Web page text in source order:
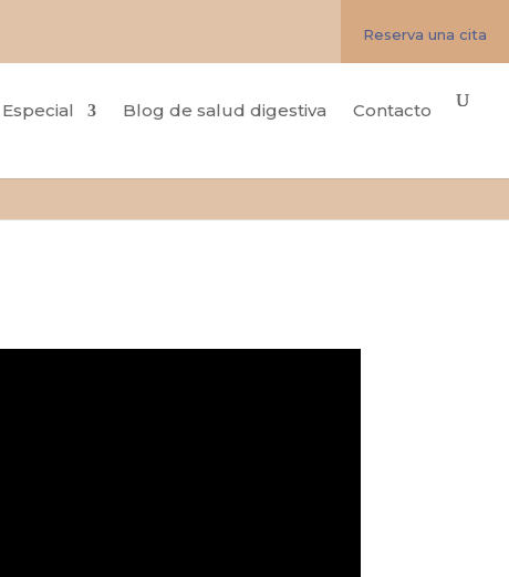
Reserva una cita
Blog de salud digestiva Contacto